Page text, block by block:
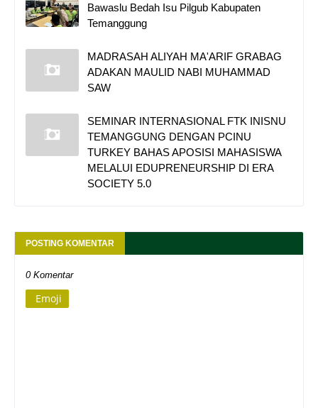
Bawaslu Bedah Isu Pilgub Kabupaten
Temanggung
MADRASAH ALIYAH MA'ARIF GRABAG
ADAKAN MAULID NABI MUHAMMAD
SAW
SEMINAR INTERNASIONAL FTK INISNU
TEMANGGUNG DENGAN PCINU
TURKEY BAHAS APOSISI MAHASISWA
MELALUI EDUPRENEURSHIP DI ERA
SOCIETY 5.0
POSTING KOMENTAR
0 Komentar
Emoji